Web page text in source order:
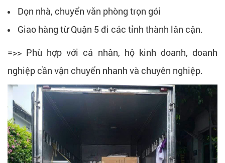
Dọn nhà, chuyển văn phòng trọn gói
Giao hàng từ Quận 5 đi các tỉnh thành lân cận.
=>> Phù hợp với cá nhân, hộ kinh doanh, doanh
nghiệp cần vận chuyển nhanh và chuyên nghiệp.